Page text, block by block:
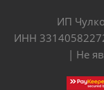
ИП
ИНН
| Не